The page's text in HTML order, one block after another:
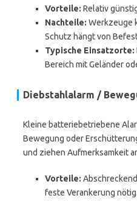
Vorteile: Relativ
Nachteile: Werkzeuge
Schutz hängt von
Typische Einsatzorte:
Bereich mit Geländer
Diebstahlalarm /
Kleine batteriebetriebene
Bewegung oder
und ziehen Aufmerksamkeit
Vorteile:
feste Verankerung nötig.